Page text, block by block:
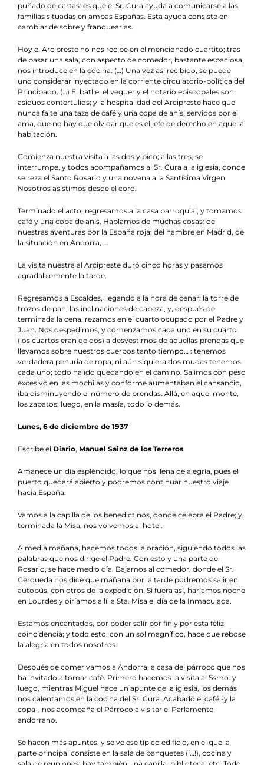
puñado de cartas: es que el Sr. Cura ayuda a comunicarse a las
familias situadas en ambas Españas. Esta ayuda consiste en
cambiar de sobre y franquearlas.
Hoy el Arcipreste no nos recibe en el mencionado cuartito; tras
de pasar una sala, con aspecto de comedor, bastante espaciosa,
nos introduce en la cocina. (…) Una vez así recibido, se puede
uno considerar inyectado en la corriente circulatorio-política del
Principado. (…) El batlle, el veguer y el notario episcopales son
asiduos contertulios; y la hospitalidad del Arcipreste hace que
nunca falte una taza de café y una copa de anís, servidos por el
ama, que no hay que olvidar que es el jefe de derecho en aquella
habitación.
Comienza nuestra visita a las dos y pico; a las tres, se
interrumpe, y todos acompañamos al Sr. Cura a la iglesia, donde
se reza el Santo Rosario y una novena a la Santísima Virgen.
Nosotros asistimos desde el coro.
Terminado el acto, regresamos a la casa parroquial, y tomamos
café y una copa de anís. Hablamos de muchas cosas: de
nuestras aventuras por la España roja; del hambre en Madrid, de
la situación en Andorra, …
La visita nuestra al Arcipreste duró cinco horas y pasamos
agradablemente la tarde.
Regresamos a Escaldes, llegando a la hora de cenar: la torre de
trozos de pan, las inclinaciones de cabeza, y, después de
terminada la cena, rezamos en el cuarto ocupado por el Padre y
Juan. Nos despedimos, y comenzamos cada uno en su cuarto
(los cuartos eran de dos) a desvestirnos de aquellas prendas que
llevamos sobre nuestros cuerpos tanto tiempo… : tenemos
verdadera penuria de ropa; ni aún siquiera dos mudas tenemos
cada uno; todo ha ido quedando en el camino. Salimos con peso
excesivo en las mochilas y conforme aumentaban el cansancio,
iba disminuyendo el número de prendas. Allá, en aquel monte,
los zapatos; luego, en la masía, todo lo demás.
Lunes, 6 de diciembre de 1937
Escribe el Diario, Manuel Sainz de los Terreros
Amanece un día espléndido, lo que nos llena de alegría, pues el
puerto quedará abierto y podremos continuar nuestro viaje
hacia España.
Vamos a la capilla de los benedictinos, donde celebra el Padre; y,
terminada la Misa, nos volvemos al hotel.
A media mañana, hacemos todos la oración, siguiendo todos las
palabras que nos dirige el Padre. Con esto y una parte de
Rosario, se hace medio día. Bajamos al comedor, donde el Sr.
Cerqueda nos dice que mañana por la tarde podremos salir en
autobús, con otros de la expedición. Si fuera así, haríamos noche
en Lourdes y oiríamos allí la Sta. Misa el día de la Inmaculada.
Estamos encantados, por poder salir por fin y por esta feliz
coincidencia; y todo esto, con un sol magnífico, hace que rebose
la alegría en todos nosotros.
Después de comer vamos a Andorra, a casa del párroco que nos
ha invitado a tomar café. Primero hacemos la visita al Ssmo. y
luego, mientras Miguel hace un apunte de la iglesia, los demás
nos calentamos en la cocina del Sr. Cura. Acabado el café -y la
copa-, nos acompaña el Párroco a visitar el Parlamento
andorrano.
Se hacen más apuntes, y se ve ese típico edificio, en el que la
parte principal consiste en la sala de banquetes (i…!), cocina y